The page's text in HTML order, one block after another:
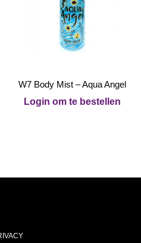
W7 Body Mist – Aqua Angel
Login om te bestellen